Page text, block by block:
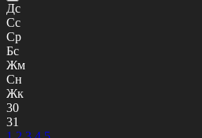
Дс
Сс
Ср
Бс
Жм
Сн
Жк
30
31